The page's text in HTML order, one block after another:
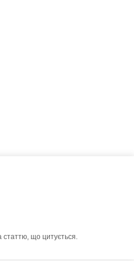
статтю, що цитується.